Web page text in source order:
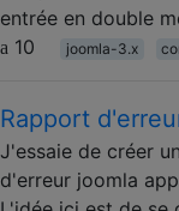
entrée en double
10
joomla-3.x
Rapport
J'essaie de créer
d'erreur joomla